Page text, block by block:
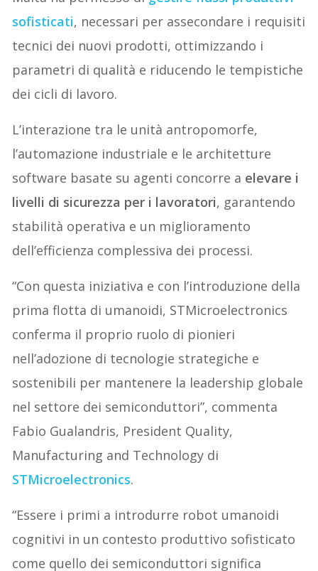
sofisticati, necessari per assecondare i requisiti
tecnici dei nuovi prodotti, ottimizzando i
parametri di qualità e riducendo le tempistiche
dei cicli di lavoro.
L’interazione tra le unità antropomorfe,
l’automazione industriale e le architetture
software basate su agenti concorre a elevare i
livelli di sicurezza per i lavoratori, garantendo
stabilità operativa e un miglioramento
dell’efficienza complessiva dei processi.
“Con questa iniziativa e con l’introduzione della
prima flotta di umanoidi, STMicroelectronics
conferma il proprio ruolo di pionieri
nell’adozione di tecnologie strategiche e
sostenibili per mantenere la leadership globale
nel settore dei semiconduttori”, commenta
Fabio Gualandris, President Quality,
Manufacturing and Technology di
STMicroelectronics.
“Essere i primi a introdurre robot umanoidi
cognitivi in un contesto produttivo sofisticato
come quello dei semiconduttori significa